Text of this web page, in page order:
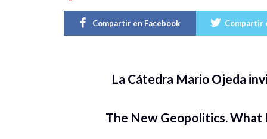
Compartir en Facebook Compartir
La Cátedra Mario Ojeda
The New Geopolitics. What